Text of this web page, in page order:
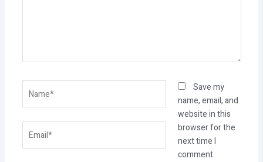
Save my
name, email, and
website in this
browser for the
next time I
comment.